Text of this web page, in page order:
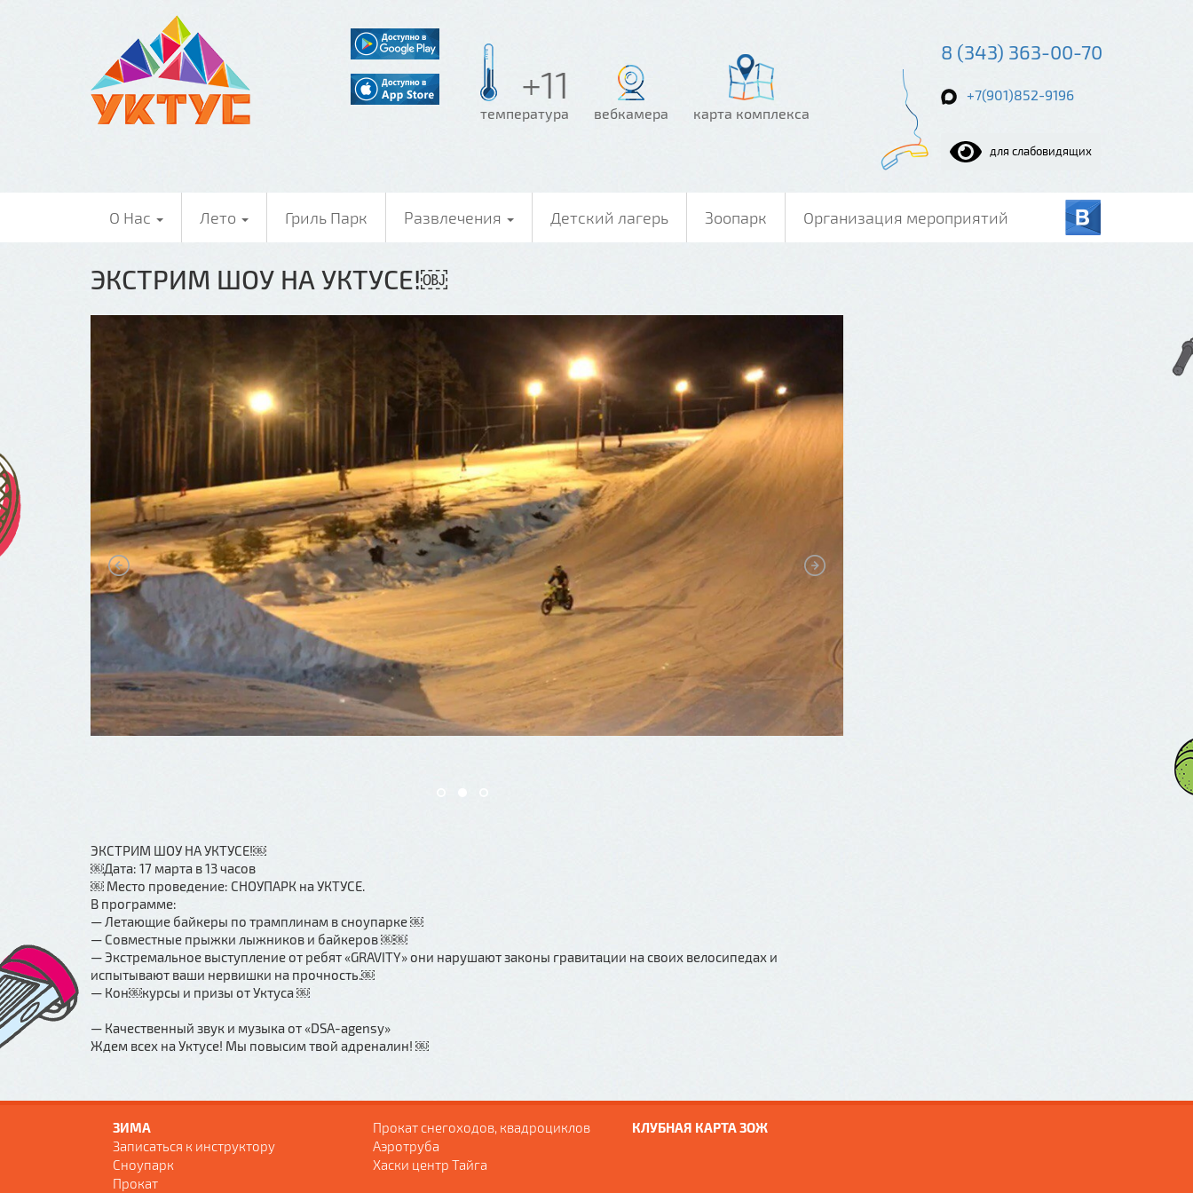
+11
температура вебкамера карта комплекса
8 (343) 363-00-70
+7(901)852-9196
для слабовидящих
О Нас Лето Гриль Парк Развлечения Детский лагерь Зоопарк Организация мероприятий
ЭКСТРИМ ШОУ НА УКТУСЕ!￼
ЭКСТРИМ ШОУ НА УКТУСЕ!￼
￼Дата: 17 марта в 13 часов
￼ Место проведение: СНОУПАРК на УКТУСЕ.
В программе:
— Летающие байкеры по трамплинам в сноупарке ￼
— Совместные прыжки лыжников и байкеров ￼￼
— Экстремальное выступление от ребят «GRAVITY» они нарушают законы гравитации на своих велосипедах и
испытывают ваши нервишки на прочность.￼
— Кон￼курсы и призы от Уктуса ￼
— Качественный звук и музыка от «DSA-agensy»
Ждем всех на Уктусе! Мы повысим твой адреналин! ￼
ЗИМА
Записаться к инструктору
Сноупарк
Прокат
Прокат снегоходов, квадроциклов
Аэротруба
Хаски центр Тайга
КЛУБНАЯ КАРТА ЗОЖ